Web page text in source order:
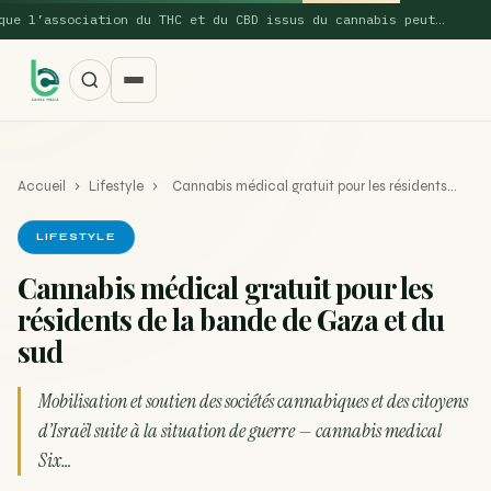
l’association du THC et du CBD issus du cannabis peut…
SUGGESTIONS POPULAIRES
Une nouvelle étude montre que la vaporisation du
La recette du Space Cake RECETTE
Accueil › Lifestyle › Cannabis médical gratuit pour les résidents…
LIFESTYLE
Cannabis médical gratuit pour les
résidents de la bande de Gaza et du
sud
Mobilisation et soutien des sociétés cannabiques et des citoyens
d’Israël suite à la situation de guerre — cannabis medical
Six…